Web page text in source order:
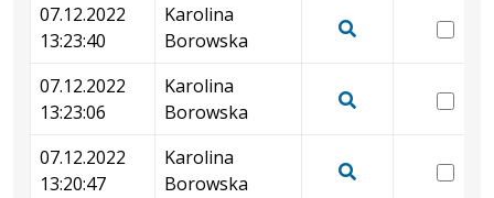
dnia
12.04.2024
wersji
dnia
11.05.2023
07.12.2022
13:23:40
Karolina
Borowska
wersji
dnia
07.12.2022
07.12.2022
13:23:06
Karolina
Borowska
wersji
07.12.2022
13:20:47
Karolina
Borowska